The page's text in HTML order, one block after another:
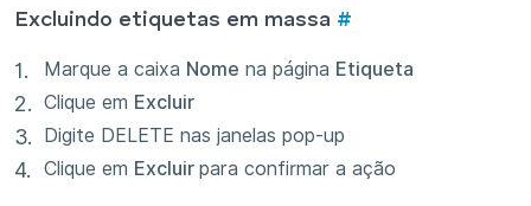
Excluindo etiquetas em massa #
Marque a caixa Nome na página Etiqueta
Clique em Excluir
Digite DELETE nas janelas pop-up
Clique em Excluir para confirmar a ação